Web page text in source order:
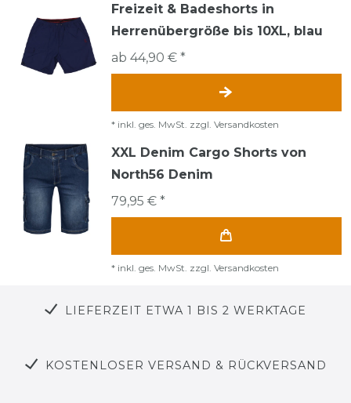
Freizeit & Badeshorts in
Herrenübergröße bis 10XL, blau
ab 44,90 € *
* inkl. ges. MwSt. zzgl. Versandkosten
XXL Denim Cargo Shorts von
North56 Denim
79,95 € *
* inkl. ges. MwSt. zzgl. Versandkosten
LIEFERZEIT ETWA 1 BIS 2 WERKTAGE
KOSTENLOSER VERSAND & RÜCKVERSAND